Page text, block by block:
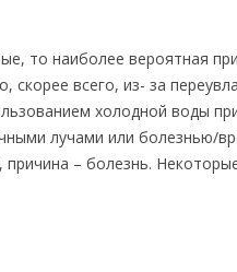
то наиболее вероятная
скорее всего, из- за
холодной воды
лучами или болезнью/
– болезнь.